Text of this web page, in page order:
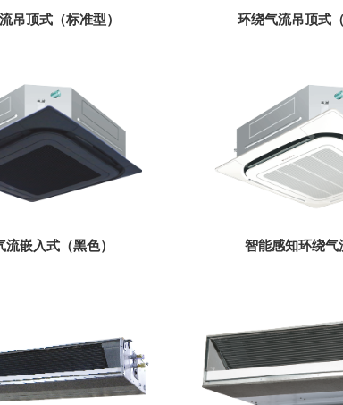
吊顶式（标准型） 环绕气流吊顶式
嵌入式（黑色） 智能感知环绕气